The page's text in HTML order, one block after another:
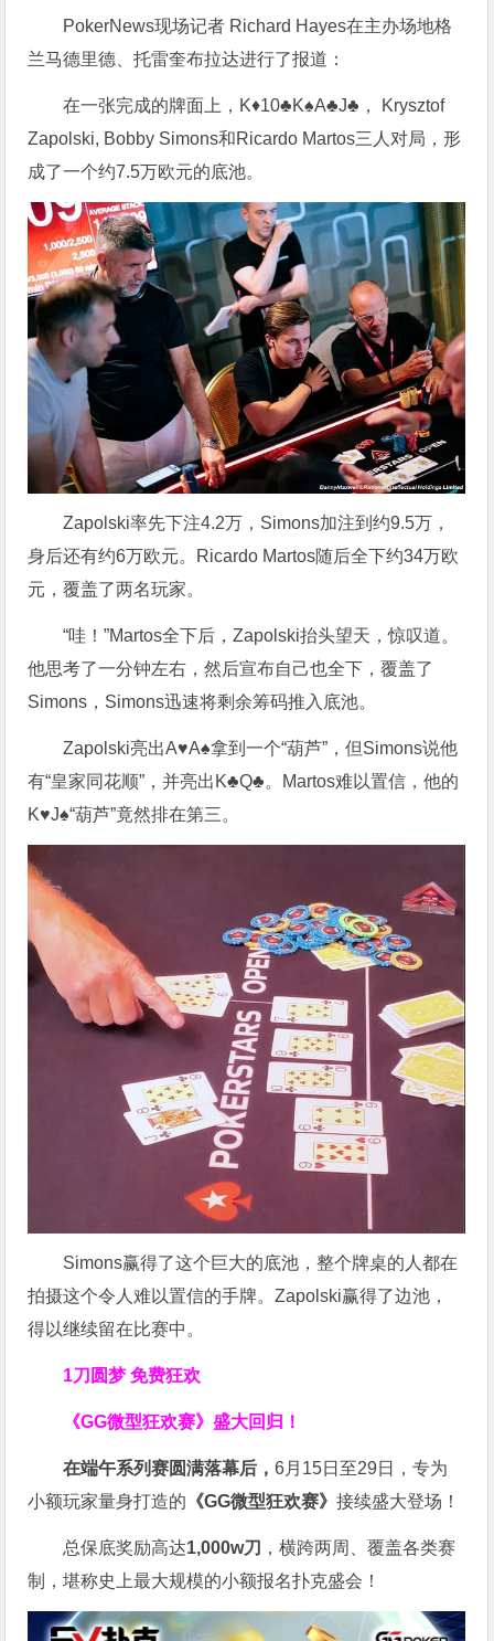
PokerNews现场记者 Richard Hayes在主办场地格
兰马德里德、托雷奎布拉达进行了报道：
在一张完成的牌面上，K♦10♣K♠A♣J♣， Krysztof
Zapolski, Bobby Simons和Ricardo Martos三人对局，形
成了一个约7.5万欧元的底池。
Zapolski率先下注4.2万，Simons加注到约9.5万，
身后还有约6万欧元。Ricardo Martos随后全下约34万欧
元，覆盖了两名玩家。
“哇！”Martos全下后，Zapolski抬头望天，惊叹道。
他思考了一分钟左右，然后宣布自己也全下，覆盖了
Simons，Simons迅速将剩余筹码推入底池。
Zapolski亮出A♥A♠拿到一个“葫芦”，但Simons说他
有“皇家同花顺”，并亮出K♣Q♣。Martos难以置信，他的
K♥J♠“葫芦”竟然排在第三。
Simons赢得了这个巨大的底池，整个牌桌的人都在
拍摄这个令人难以置信的手牌。Zapolski赢得了边池，
得以继续留在比赛中。
1刀圆梦 免费狂欢
《GG微型狂欢赛》盛大回归！
在端午系列赛圆满落幕后，6月15日至29日，专为
小额玩家量身打造的 《GG微型狂欢赛》接续盛大登场！
总保底奖励高达1,000w刀 ，横跨两周、覆盖各类赛
制，堪称史上最大规模的小额报名扑克盛会！